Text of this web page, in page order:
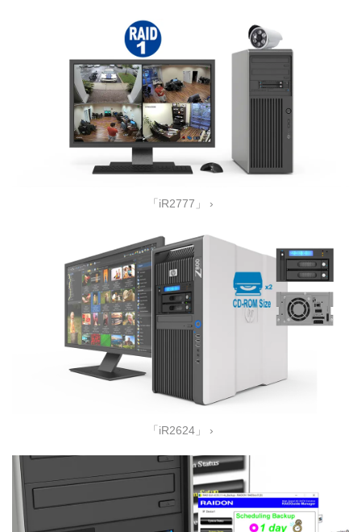
「iR2777」 ›
「iR2624」 ›